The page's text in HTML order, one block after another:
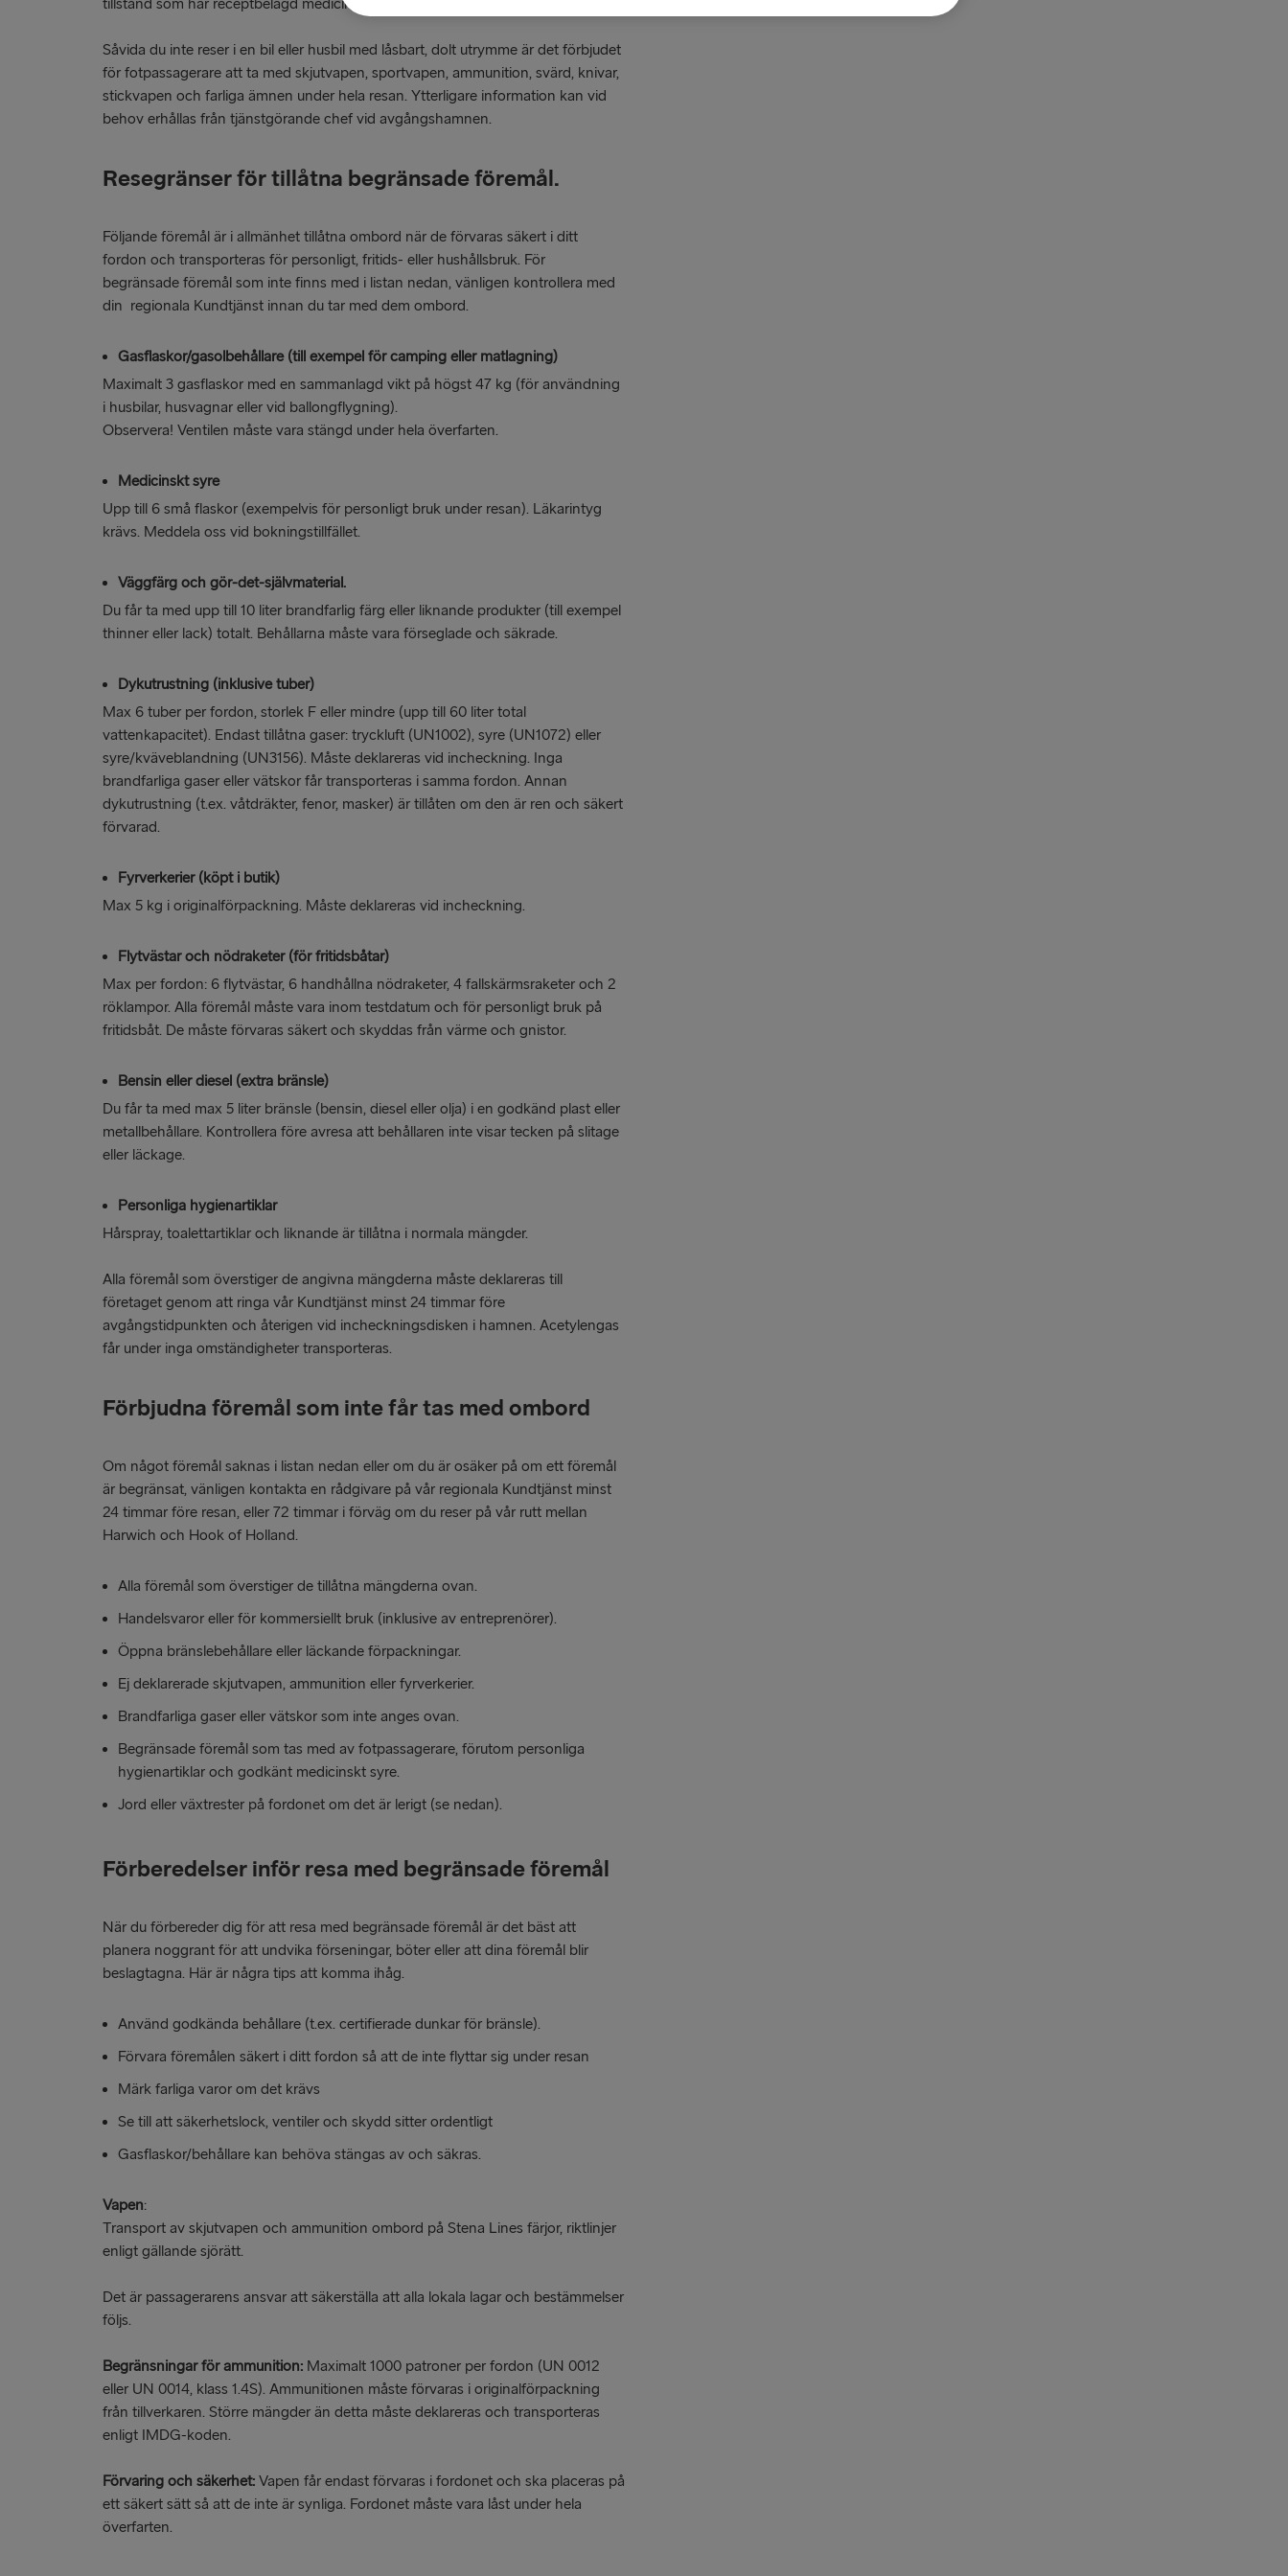
tillstånd som har receptbelagd medicin).
Såvida du inte reser i en bil eller husbil med låsbart, dolt utrymme är det förbjudet
för fotpassagerare att ta med skjutvapen, sportvapen, ammunition, svärd, knivar,
stickvapen och farliga ämnen under hela resan. Ytterligare information kan vid
behov erhållas från tjänstgörande chef vid avgångshamnen.
Resegränser för tillåtna begränsade föremål.
Följande föremål är i allmänhet tillåtna ombord när de förvaras säkert i ditt
fordon och transporteras för personligt, fritids- eller hushållsbruk. För
begränsade föremål som inte finns med i listan nedan, vänligen kontrollera med
din regionala Kundtjänst innan du tar med dem ombord.
Gasflaskor/gasolbehållare (till exempel för camping eller matlagning)
Maximalt 3 gasflaskor med en sammanlagd vikt på högst 47 kg (för användning
i husbilar, husvagnar eller vid ballongflygning).
Observera! Ventilen måste vara stängd under hela överfarten.
Medicinskt syre
Upp till 6 små flaskor (exempelvis för personligt bruk under resan). Läkarintyg
krävs. Meddela oss vid bokningstillfället.
Väggfärg och gör-det-självmaterial.
Du får ta med upp till 10 liter brandfarlig färg eller liknande produkter (till exempel
thinner eller lack) totalt. Behållarna måste vara förseglade och säkrade.
Dykutrustning (inklusive tuber)
Max 6 tuber per fordon, storlek F eller mindre (upp till 60 liter total
vattenkapacitet). Endast tillåtna gaser: tryckluft (UN1002), syre (UN1072) eller
syre/kväveblandning (UN3156). Måste deklareras vid incheckning. Inga
brandfarliga gaser eller vätskor får transporteras i samma fordon. Annan
dykutrustning (t.ex. våtdräkter, fenor, masker) är tillåten om den är ren och säkert
förvarad.
Fyrverkerier (köpt i butik)
Max 5 kg i originalförpackning. Måste deklareras vid incheckning.
Flytvästar och nödraketer (för fritidsbåtar)
Max per fordon: 6 flytvästar, 6 handhållna nödraketer, 4 fallskärmsraketer och 2
röklampor. Alla föremål måste vara inom testdatum och för personligt bruk på
fritidsbåt. De måste förvaras säkert och skyddas från värme och gnistor.
Bensin eller diesel (extra bränsle)
Du får ta med max 5 liter bränsle (bensin, diesel eller olja) i en godkänd plast eller
metallbehållare. Kontrollera före avresa att behållaren inte visar tecken på slitage
eller läckage.
Personliga hygienartiklar
Hårspray, toalettartiklar och liknande är tillåtna i normala mängder.
Alla föremål som överstiger de angivna mängderna måste deklareras till
företaget genom att ringa vår Kundtjänst minst 24 timmar före
avgångstidpunkten och återigen vid incheckningsdisken i hamnen. Acetylengas
får under inga omständigheter transporteras.
Förbjudna föremål som inte får tas med ombord
Om något föremål saknas i listan nedan eller om du är osäker på om ett föremål
är begränsat, vänligen kontakta en rådgivare på vår regionala Kundtjänst minst
24 timmar före resan, eller 72 timmar i förväg om du reser på vår rutt mellan
Harwich och Hook of Holland.
Alla föremål som överstiger de tillåtna mängderna ovan.
Handelsvaror eller för kommersiellt bruk (inklusive av entreprenörer).
Öppna bränslebehållare eller läckande förpackningar.
Ej deklarerade skjutvapen, ammunition eller fyrverkerier.
Brandfarliga gaser eller vätskor som inte anges ovan.
Begränsade föremål som tas med av fotpassagerare, förutom personliga
hygienartiklar och godkänt medicinskt syre.
Jord eller växtrester på fordonet om det är lerigt (se nedan).
Förberedelser inför resa med begränsade föremål
När du förbereder dig för att resa med begränsade föremål är det bäst att
planera noggrant för att undvika förseningar, böter eller att dina föremål blir
beslagtagna. Här är några tips att komma ihåg.
Använd godkända behållare (t.ex. certifierade dunkar för bränsle).
Förvara föremålen säkert i ditt fordon så att de inte flyttar sig under resan
Märk farliga varor om det krävs
Se till att säkerhetslock, ventiler och skydd sitter ordentligt
Gasflaskor/behållare kan behöva stängas av och säkras.
Vapen:
Transport av skjutvapen och ammunition ombord på Stena Lines färjor, riktlinjer
enligt gällande sjörätt.
Det är passagerarens ansvar att säkerställa att alla lokala lagar och bestämmelser
följs.
Begränsningar för ammunition: Maximalt 1000 patroner per fordon (UN 0012
eller UN 0014, klass 1.4S). Ammunitionen måste förvaras i originalförpackning
från tillverkaren. Större mängder än detta måste deklareras och transporteras
enligt IMDG-koden.
Förvaring och säkerhet: Vapen får endast förvaras i fordonet och ska placeras på
ett säkert sätt så att de inte är synliga. Fordonet måste vara låst under hela
överfarten.